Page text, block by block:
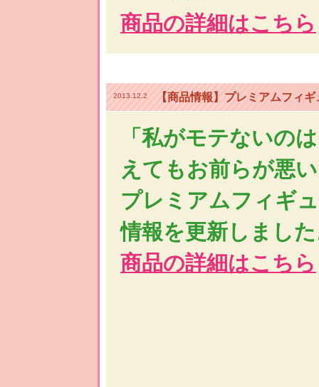
商品の詳細はこちら
2013.12.2 【商品情報】プレミアムフィ
「私がモテないの
えてもお前らが悪
プレミアムフィギ
情報を更新しまし
商品の詳細はこちら